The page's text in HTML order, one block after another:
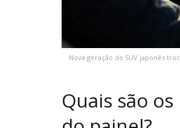
Nova geração do SUV japonês
Quais são